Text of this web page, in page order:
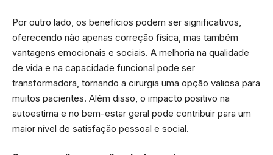
Por outro lado, os benefícios podem ser significativos,
oferecendo não apenas correção física, mas também
vantagens emocionais e sociais. A melhoria na qualidade
de vida e na capacidade funcional pode ser
transformadora, tornando a cirurgia uma opção valiosa para
muitos pacientes. Além disso, o impacto positivo na
autoestima e no bem-estar geral pode contribuir para um
maior nível de satisfação pessoal e social.